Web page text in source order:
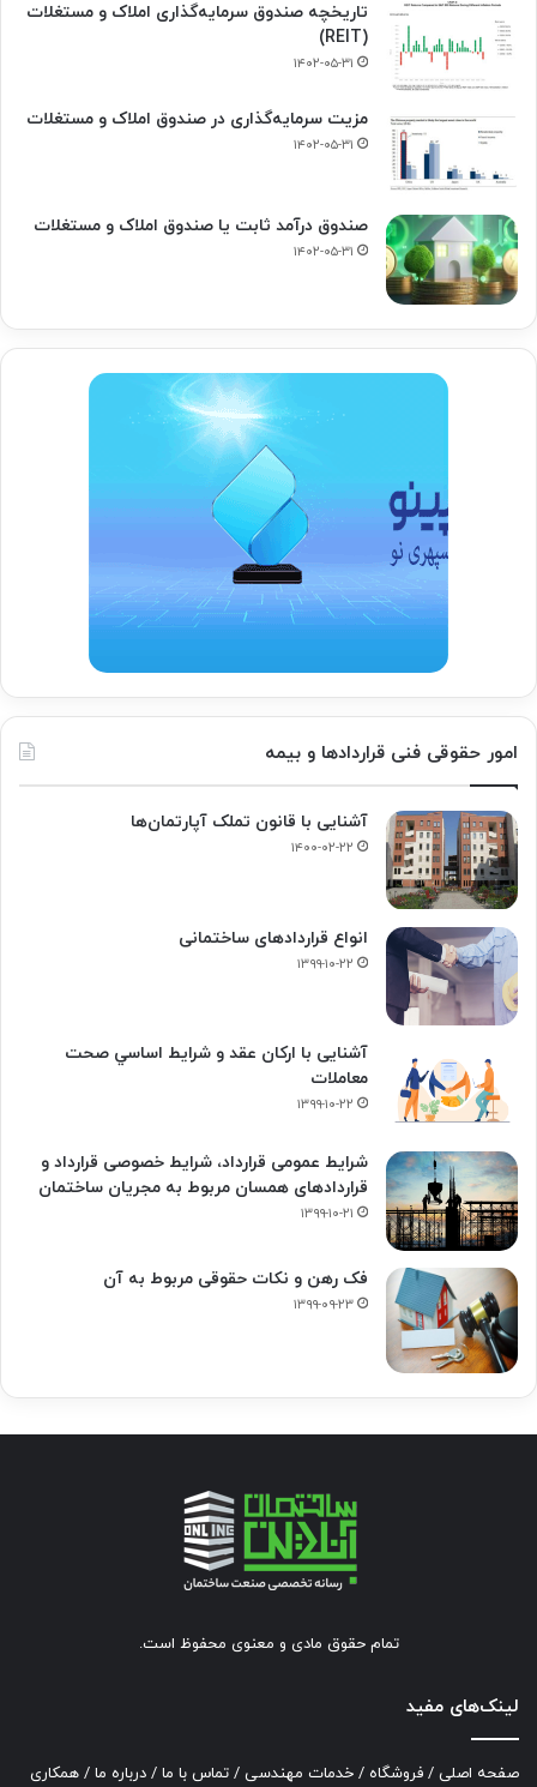
تاریخچه صندوق سرمایه‌گذاری املاک و مستغلات
(REIT)
۱۴۰۲-۰۵-۳۱
مزیت سرمایه‌گذاری در صندوق املاک و مستغلات
۱۴۰۲-۰۵-۳۱
صندوق درآمد ثابت یا صندوق املاک و مستغلات
۱۴۰۲-۰۵-۳۱
امور حقوقی فنی قراردادها و بیمه
آشنایی با قانون تملک آپارتمان‌ها
۱۴۰۰-۰۲-۲۲
انواع قراردادهای ساختمانی
۱۳۹۹-۱۰-۲۲
آشنایی با ارکان عقد و شرايط اساسي صحت
معاملات
۱۳۹۹-۱۰-۲۲
شرایط عمومی قرارداد، شرایط خصوصی قرارداد و
قراردادهای همسان مربوط به مجریان ساختمان
۱۳۹۹-۱۰-۲۱
فک‌ رهن و نکات حقوقی مربوط به آن
۱۳۹۹-۰۹-۲۳
تمام حقوق مادی و معنوی محفوظ است.
لینک‌های مفید
صفحه اصلی / فروشگاه / خدمات مهندسی / تماس با ما / درباره ما / همکاری